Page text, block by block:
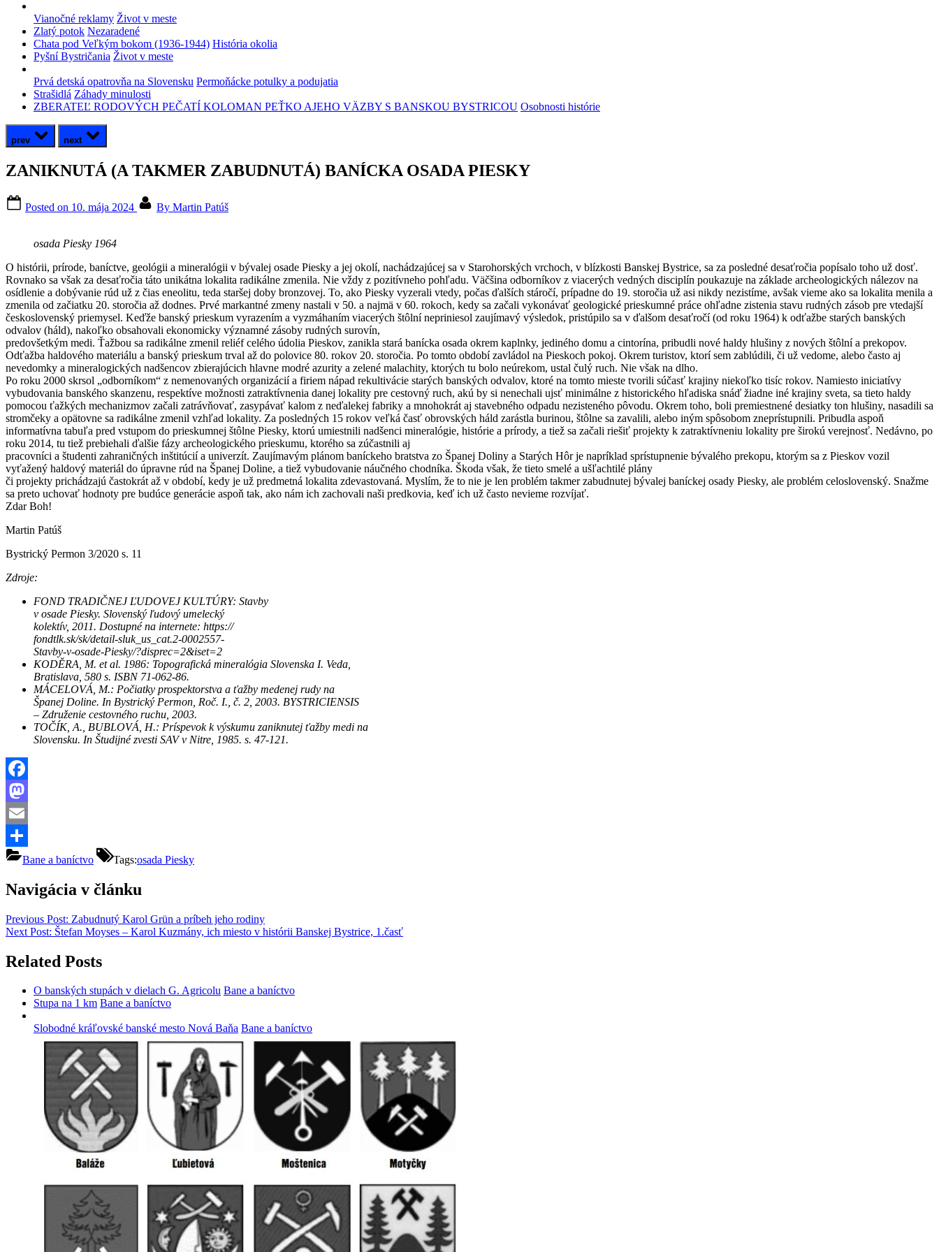
Vianočné reklamy Život v meste
Zlatý potok Nezaradené
Chata pod Veľkým bokom (1936-1944) História okolia
Pyšní Bystričania Život v meste
Prvá detská opatrovňa na Slovensku Permoňácke potulky a podujatia
Strašidlá Záhady minulosti
ZBERATEĽ RODOVÝCH PEČATÍ KOLOMAN PEŤKO AJEHO VÄZBY S BANSKOU BYSTRICOU Osobnosti histórie
prev next
ZANIKNUTÁ (A TAKMER ZABUDNUTÁ) BANÍCKA OSADA PIESKY
Posted on 10. mája 2024 By Martin Patúš
osada Piesky 1964
O histórii, prírode, baníctve, geológii a mineralógii v bývalej osade Piesky a jej okolí, nachádzajúcej sa v Starohorských vrchoch, v blízkosti Banskej Bystrice, sa za posledné desaťročia popísalo toho už dosť.
Rovnako sa však za desaťročia táto unikátna lokalita radikálne zmenila. Nie vždy z pozitívneho pohľadu. Väčšina odborníkov z viacerých vedných disciplín poukazuje na základe archeologických nálezov na
osídlenie a dobývanie rúd už z čias eneolitu, teda staršej doby bronzovej. To, ako Piesky vyzerali vtedy, počas ďalších stáročí, prípadne do 19. storočia už asi nikdy nezistíme, avšak vieme ako sa lokalita menila a
zmenila od začiatku 20. storočia až dodnes. Prvé markantné zmeny nastali v 50. a najmä v 60. rokoch, kedy sa začali vykonávať geologické prieskumné práce ohľadne zistenia stavu rudných zásob pre vtedajší
československý priemysel. Keďže banský prieskum vyrazením a vyzmáhaním viacerých štôlní nepriniesol zaujímavý výsledok, pristúpilo sa v ďalšom desaťročí (od roku 1964) k odťažbe starých banských
odvalov (háld), nakoľko obsahovali ekonomicky významné zásoby rudných surovín,
predovšetkým medi. Ťažbou sa radikálne zmenil reliéf celého údolia Pieskov, zanikla stará banícka osada okrem kaplnky, jediného domu a cintorína, pribudli nové haldy hlušiny z nových štôlní a prekopov.
Odťažba haldového materiálu a banský prieskum trval až do polovice 80. rokov 20. storočia. Po tomto období zavládol na Pieskoch pokoj. Okrem turistov, ktorí sem zablúdili, či už vedome, alebo často aj
nevedomky a mineralogických nadšencov zbierajúcich hlavne modré azurity a zelené malachity, ktorých tu bolo neúrekom, ustal čulý ruch. Nie však na dlho.
Po roku 2000 skrsol „odborníkom“ z nemenovaných organizácií a firiem nápad rekultivácie starých banských odvalov, ktoré na tomto mieste tvorili súčasť krajiny niekoľko tisíc rokov. Namiesto iniciatívy
vybudovania banského skanzenu, respektíve možnosti zatraktívnenia danej lokality pre cestovný ruch, akú by si nenechali ujsť minimálne z historického hľadiska snáď žiadne iné krajiny sveta, sa tieto haldy
pomocou ťažkých mechanizmov začali zatrávňovať, zasypávať kalom z neďalekej fabriky a mnohokrát aj stavebného odpadu nezisteného pôvodu. Okrem toho, boli premiestnené desiatky ton hlušiny, nasadili sa
stromčeky a opätovne sa radikálne zmenil vzhľad lokality. Za posledných 15 rokov veľká časť obrovských háld zarástla burinou, štôlne sa zavalili, alebo iným spôsobom zneprístupnili. Pribudla aspoň
informatívna tabuľa pred vstupom do prieskumnej štôlne Piesky, ktorú umiestnili nadšenci mineralógie, histórie a prírody, a tiež sa začali riešiť projekty k zatraktívneniu lokality pre širokú verejnosť. Nedávno, po
roku 2014, tu tiež prebiehali ďalšie fázy archeologického prieskumu, ktorého sa zúčastnili aj
pracovníci a študenti zahraničných inštitúcií a univerzít. Zaujímavým plánom baníckeho bratstva zo Španej Doliny a Starých Hôr je napríklad sprístupnenie bývalého prekopu, ktorým sa z Pieskov vozil
vyťažený haldový materiál do úpravne rúd na Španej Doline, a tiež vybudovanie náučného chodníka. Škoda však, že tieto smelé a ušľachtilé plány
či projekty prichádzajú častokrát až v období, kedy je už predmetná lokalita zdevastovaná. Myslím, že to nie je len problém takmer zabudnutej bývalej baníckej osady Piesky, ale problém celoslovenský. Snažme
sa preto uchovať hodnoty pre budúce generácie aspoň tak, ako nám ich zachovali naši predkovia, keď ich už často nevieme rozvíjať.
Zdar Boh!
Martin Patúš
Bystrický Permon 3/2020 s. 11
Zdroje:
FOND TRADIČNEJ ĽUDOVEJ KULTÚRY: Stavby
v osade Piesky. Slovenský ľudový umelecký
kolektív, 2011. Dostupné na internete: https://
fondtlk.sk/sk/detail-sluk_us_cat.2-0002557-
Stavby-v-osade-Piesky/?disprec=2&iset=2
KODĚRA, M. et al. 1986: Topografická mineralógia Slovenska I. Veda,
Bratislava, 580 s. ISBN 71-062-86.
MÁCELOVÁ, M.: Počiatky prospektorstva a ťažby medenej rudy na
Španej Doline. In Bystrický Permon, Roč. I., č. 2, 2003. BYSTRICIENSIS
– Združenie cestovného ruchu, 2003.
TOČÍK, A., BUBLOVÁ, H.: Príspevok k výskumu zaniknutej ťažby medi na
Slovensku. In Študijné zvesti SAV v Nitre, 1985. s. 47-121.
Facebook
Mastodon
Email
ShareBane a baníctvo Tags:osada Piesky
Navigácia v článku
Previous Post: Zabudnutý Karol Grün a príbeh jeho rodiny
Next Post: Štefan Moyses – Karol Kuzmány, ich miesto v histórii Banskej Bystrice, 1.časť
Related Posts
O banských stupách v dielach G. Agricolu Bane a baníctvo
Stupa na 1 km Bane a baníctvo
Slobodné kráľovské banské mesto Nová Baňa Bane a baníctvo